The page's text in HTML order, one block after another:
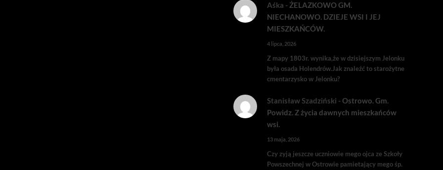
Aśka - ŻELAZKOWO GM.
NIECHANOWO. DZIEJE WSI I JEJ
MIESZKAŃCÓW.
4 lipca, 2026
Z mapy 1803r. wynika,że w dzisiejszym Jelonku
była osada Holendrów.Jak znaleźć to starożytne
cmentarzysko w Jelonku?
Stanisław Szadziński -Ostrowo. Gm.
Powidz. Z życia dawnych mieszkańców
wsi.
13 maja, 2026
Czy zyją jeszcze uczniowie mego ojca ze Szkoły
Powszechnej w Ostrowie pamietający mego śp.